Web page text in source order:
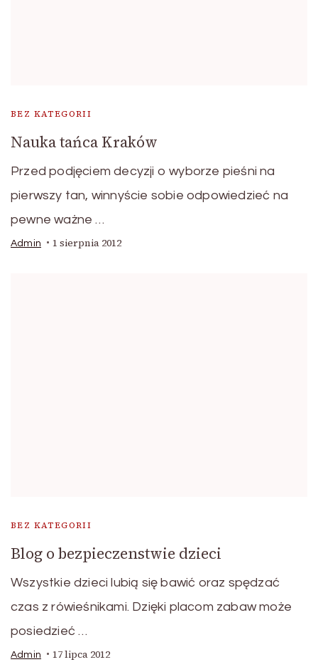
BEZ KATEGORII
Nauka tańca Kraków
Przed podjęciem decyzji o wyborze pieśni na
pierwszy tan, winnyście sobie odpowiedzieć na
pewne ważne …
Admin 1 sierpnia 2012
BEZ KATEGORII
Blog o bezpieczenstwie dzieci
Wszystkie dzieci lubią się bawić oraz spędzać
czas z rówieśnikami. Dzięki placom zabaw może
posiedzieć …
Admin 17 lipca 2012